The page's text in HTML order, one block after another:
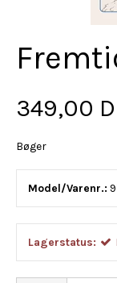
349,00
Bøger
Model/Varenr.:
Lagerstatus: